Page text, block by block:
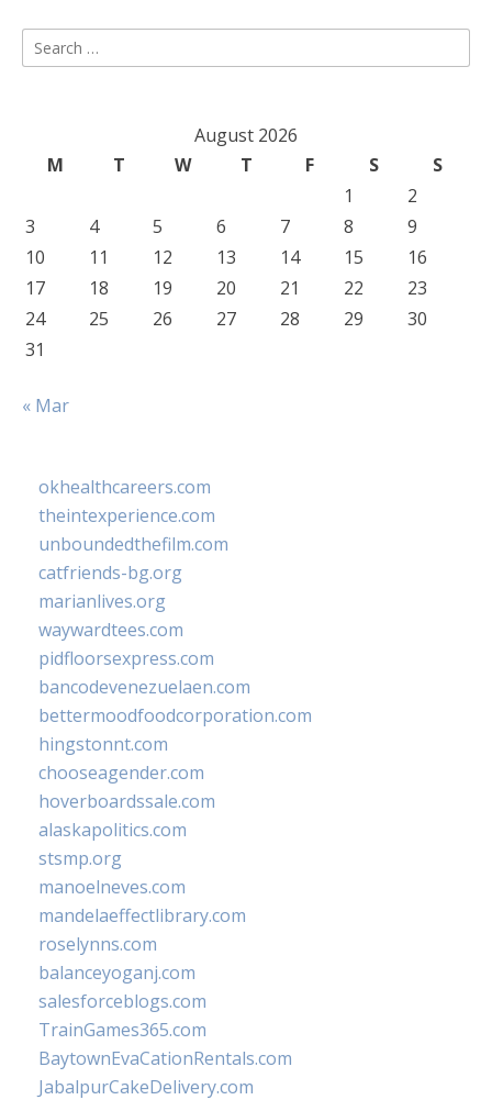
Search
for:
August 2026
M
T W T F S
S
1
2
3
4 5 6 7 8
9
10
11 12 13 14 15
16
17
18 19 20 21 22
23
24
25 26 27 28 29
30
31
« Mar
okhealthcareers.com
theintexperience.com
unboundedthefilm.com
catfriends-bg.org
marianlives.org
waywardtees.com
pidfloorsexpress.com
bancodevenezuelaen.com
bettermoodfoodcorporation.com
hingstonnt.com
chooseagender.com
hoverboardssale.com
alaskapolitics.com
stsmp.org
manoelneves.com
mandelaeffectlibrary.com
roselynns.com
balanceyoganj.com
salesforceblogs.com
TrainGames365.com
BaytownEvaCationRentals.com
JabalpurCakeDelivery.com